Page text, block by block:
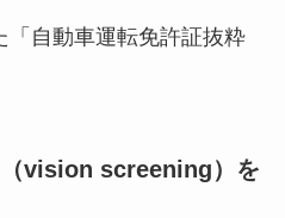
「自動車運転免許証抜粋
vision screening）を